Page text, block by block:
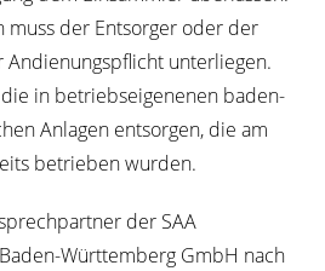
muss der Entsorger oder der
Andienungspflicht unterliegen.
in betriebseigenenen baden-
Anlagen entsorgen, die am
betrieben wurden.
der SAA
Württemberg GmbH nach